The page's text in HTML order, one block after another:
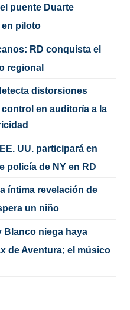
puente Duarte
piloto
RD conquista el
regional
distorsiones
en auditoría a la
UU. participará en
policía de NY en RD
íntima revelación de
un niño
Blanco niega haya
de Aventura; el músico